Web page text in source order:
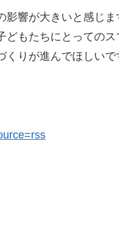
響が大きいと感じ
もたちにとっての
りが進んでほしいで